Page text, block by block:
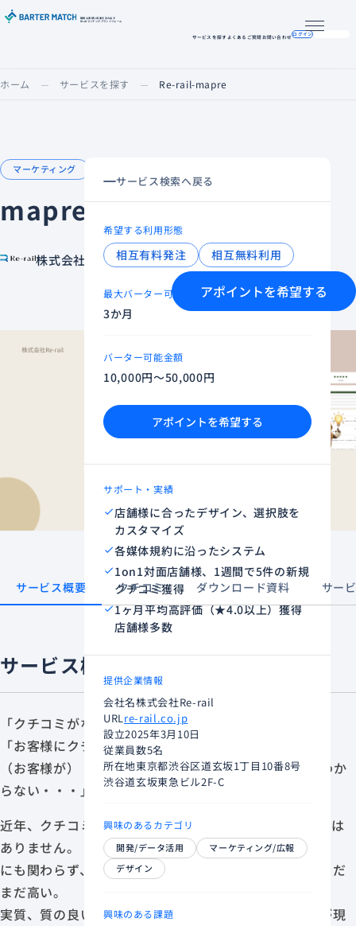
メニュ
確実な実績と成果を生み出す
BtoBマッチングプラットフォーム
サービスを探す よくあるご質問お問い合わせログイン
ホーム サービスを探す Re-rail-mapre
マーケティング
mapre
株式会社Re-rail
アポイントを希望する
サービス概要 クチコミ ダウンロード資料 サー
サービス概要
「クチコミがなかなか増えない・・・」
「お客様にクチコミ書いてと頼みづらい・・・」
（お客様が）「協力したいけど実際何を書けば良いかわか
らない・・・」
近年、クチコミはマーケティングの要と言っても過言では
ありません。
にも関わらず、クチコミを書いて投稿するハードルはまだ
まだ高い。
実質、質の良いクチコミがこぼれ落ちていっているのが現
サービス検索へ戻る
希望する利用形態
相互有料発注 相互無料利用
最大バーター可能期間
3か月
バーター可能金額
10,000円～50,000円
アポイントを希望する
サポート・実績
店舗様に合ったデザイン、選択肢を
カスタマイズ
各媒体規約に沿ったシステム
1on1対面店舗様、1週間で5件の新規
クチコミ獲得
1ヶ月平均高評価（★4.0以上）獲得
店舗様多数
提供企業情報
会社名株式会社Re-rail
URLre-rail.co.jp
設立2025年3月10日
従業員数5名
所在地東京都渋谷区道玄坂1丁目10番8号
渋谷道玄坂東急ビル2F-C
興味のあるカテゴリ
開発/データ活用
マーケティング/広報
デザイン
興味のある課題